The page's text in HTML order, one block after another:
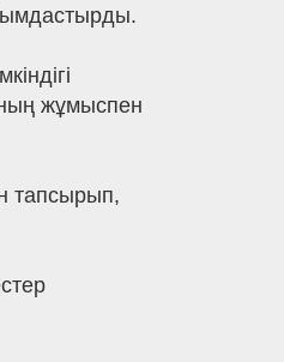
жұмыспен
тапсырып,